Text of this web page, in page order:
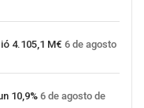
4.105,1 M€ 6 de agosto
10,9%6 de agosto de